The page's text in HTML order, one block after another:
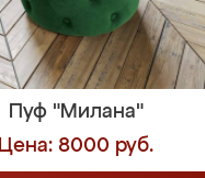
Пуф "Милана"
Цена: 8000 руб.